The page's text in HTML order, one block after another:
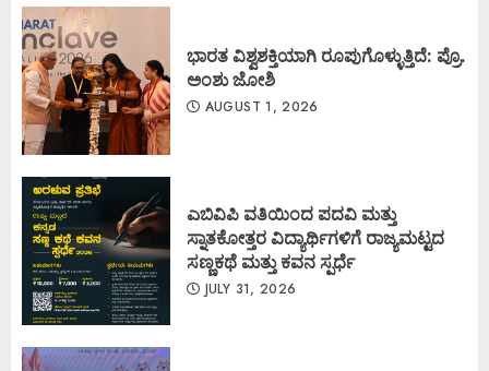
ಭಾರತ ವಿಶ್ವಶಕ್ತಿಯಾಗಿ ರೂಪುಗೊಳ್ಳುತ್ತಿದೆ: ಪ್ರೊ.
ಅಂಶು ಜೋಶಿ
AUGUST 1, 2026
ಎಬಿವಿಪಿ ವತಿಯಿಂದ ಪದವಿ ಮತ್ತು
ಸ್ನಾತಕೋತ್ತರ ವಿದ್ಯಾರ್ಥಿಗಳಿಗೆ ರಾಜ್ಯಮಟ್ಟದ
ಸಣ್ಣಕಥೆ ಮತ್ತು ಕವನ ಸ್ಪರ್ಧೆ
JULY 31, 2026